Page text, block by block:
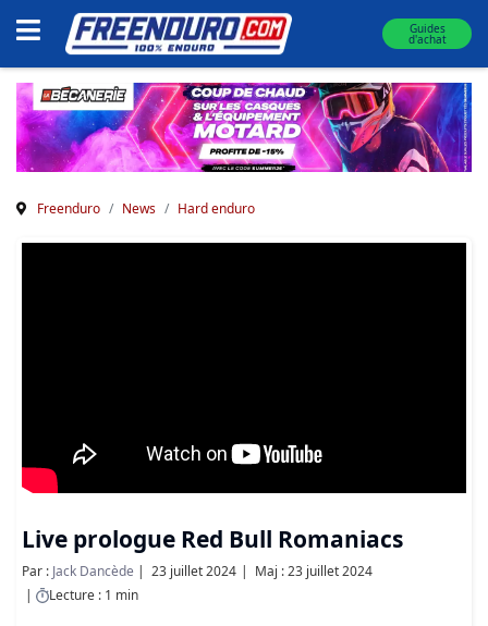
Guides
d'achat
Freenduro News Hard enduro
Live prologue Red Bull Romaniacs
Par : Jack Dancède 23 juillet 2024
Maj : 23 juillet 2024
Lecture : 1 min